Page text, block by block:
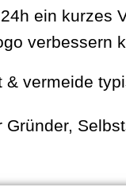
ein kurzes
verbessern
& vermeide
Gründer,